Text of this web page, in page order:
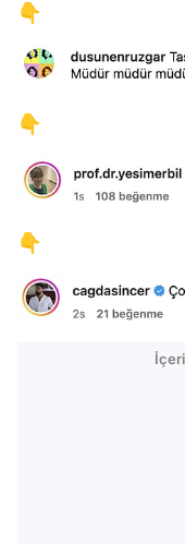
👇
👇
👇